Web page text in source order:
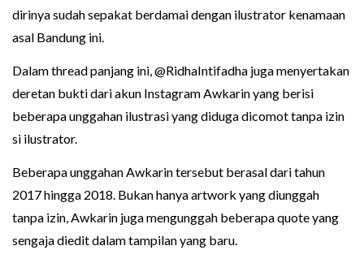
dirinya sudah sepakat berdamai dengan ilustrator kenamaan
asal Bandung ini.
Dalam thread panjang ini, @RidhaIntifadha juga menyertakan
deretan bukti dari akun Instagram Awkarin yang berisi
beberapa unggahan ilustrasi yang diduga dicomot tanpa izin
si ilustrator.
Beberapa unggahan Awkarin tersebut berasal dari tahun
2017 hingga 2018. Bukan hanya artwork yang diunggah
tanpa izin, Awkarin juga mengunggah beberapa quote yang
sengaja diedit dalam tampilan yang baru.